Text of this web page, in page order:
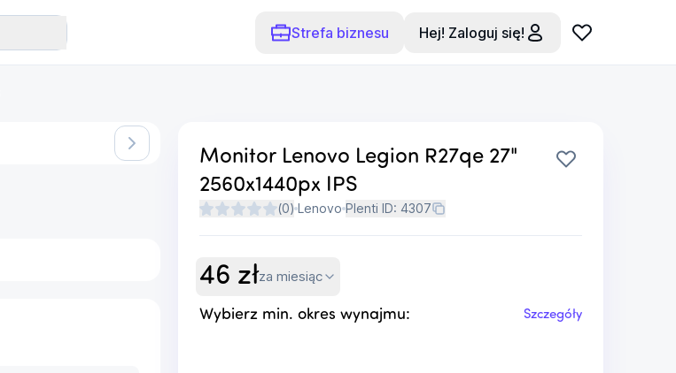
Strefa biznesu Hej! Zaloguj się!
Monitor Lenovo Legion R27qe 27"
2560x1440px IPS
(0) Lenovo Plenti ID: 4307
46 złza miesiąc
Wybierz min. okres wynajmu: Szczegóły